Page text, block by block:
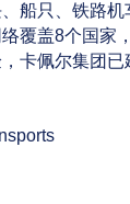
船只、铁路
覆盖8个国家
卡佩尔集团